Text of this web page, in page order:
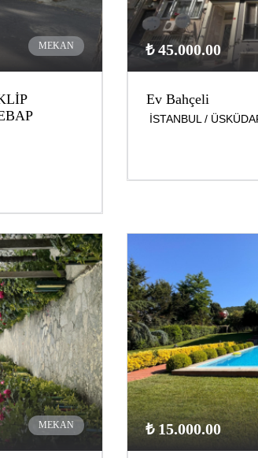
MEKAN ₺ 45.000.00
Ev Bahçeli
İSTANBUL /
MEKAN ₺ 15.000.00